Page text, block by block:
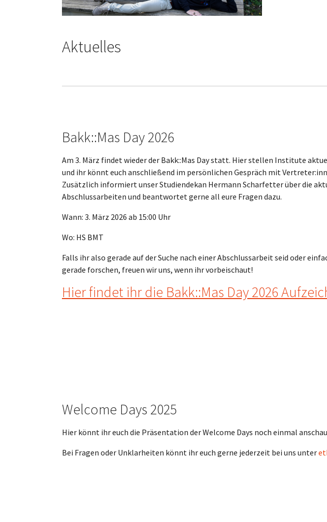
Aktuelles
Bakk::Mas Day 2026
Am 3. März findet wieder der Bakk::Mas Day statt. Hier stellen Institute
und ihr könnt euch anschließend im persönlichen Gespräch mit
Zusätzlich informiert unser Studiendekan Hermann Scharfetter über die
Abschlussarbeiten und beantwortet gerne all eure Fragen dazu.
Wann: 3. März 2026 ab 15:00 Uhr
Wo: HS BMT
Falls ihr also gerade auf der Suche nach einer Abschlussarbeit seid oder
gerade forschen, freuen wir uns, wenn ihr vorbeischaut!
Hier findet ihr die Bakk::Mas Day 2026
Welcome Days 2025
Hier könnt ihr euch die Präsentation der Welcome Days noch einmal
Bei Fragen oder Unklarheiten könnt ihr euch gerne jederzeit bei uns unter